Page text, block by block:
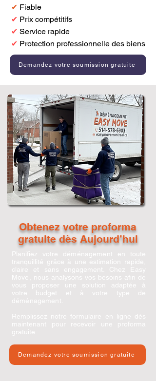
✔ Fiable
✔ Prix compétitifs
✔ Service rapide
✔ Protection professionnelle des biens
Demandez votre soumission gratuite
Obtenez votre proforma
gratuite dès Aujourd’hui
Planifiez votre déménagement en toute
tranquillité grâce à une estimation rapide,
claire et sans engagement. Chez Easy
Move , nous analysons vos besoins afin de
vous proposer une solution adaptée à
votre budget et à votre type de
déménagement
Remplissez notre formulaire en ligne dès
maintenant pour recevoir une proforma
gratuite.
Demandez votre soumission gratuite